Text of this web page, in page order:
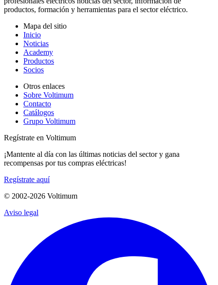
productos, formación y herramientas para el sector eléctrico.
Mapa del sitio
Inicio
Noticias
Academy
Productos
Socios
Otros enlaces
Sobre Voltimum
Contacto
Catálogos
Grupo Voltimum
Regístrate en Voltimum
¡Mantente al día con las últimas noticias del sector y gana
recompensas por tus compras eléctricas!
Regístrate aquí
© 2002-2026 Voltimum
Aviso legal